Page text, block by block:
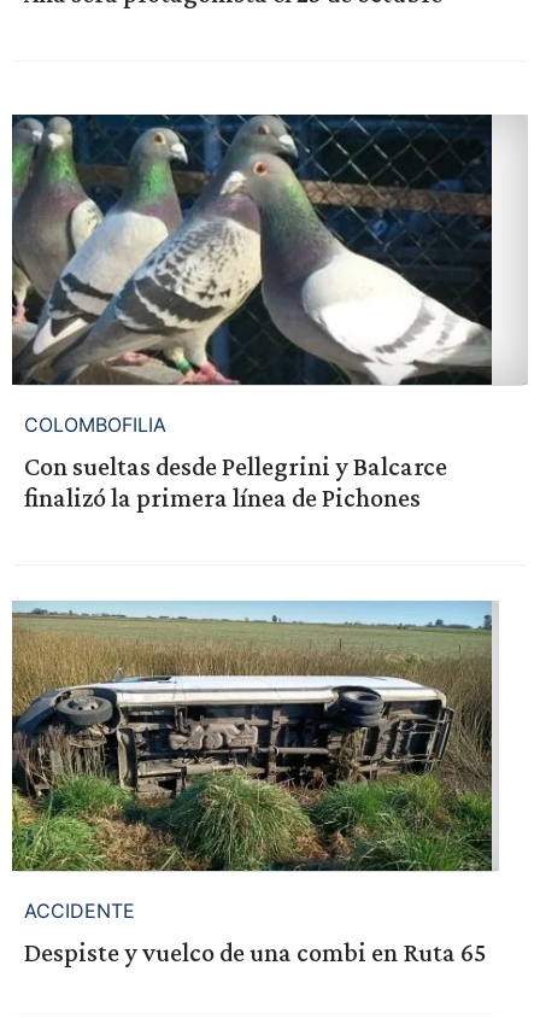
COLOMBOFILIA
Con sueltas desde Pellegrini y Balcarce
finalizó la primera línea de Pichones
ACCIDENTE
Despiste y vuelco de una combi en Ruta 65